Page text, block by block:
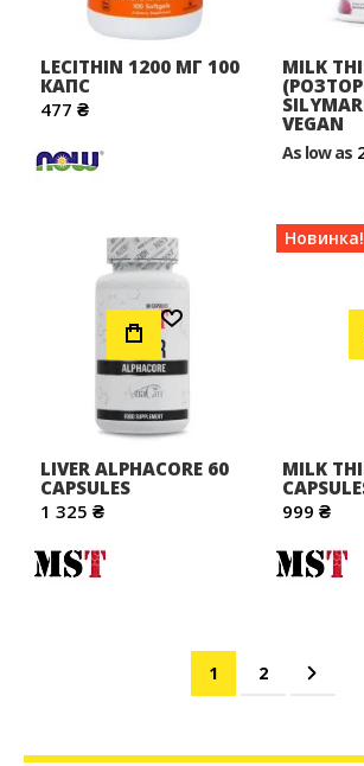
LECITHIN 1200 МГ 100
КАПС
477 ₴
MILK
VEGAN
As low as
Додати до Списку Бажань
LIVER ALPHAСORE 60
CAPSULES
1 325 ₴
Новинка!
MILK
999 ₴
You're currently
1 Сторінка
2